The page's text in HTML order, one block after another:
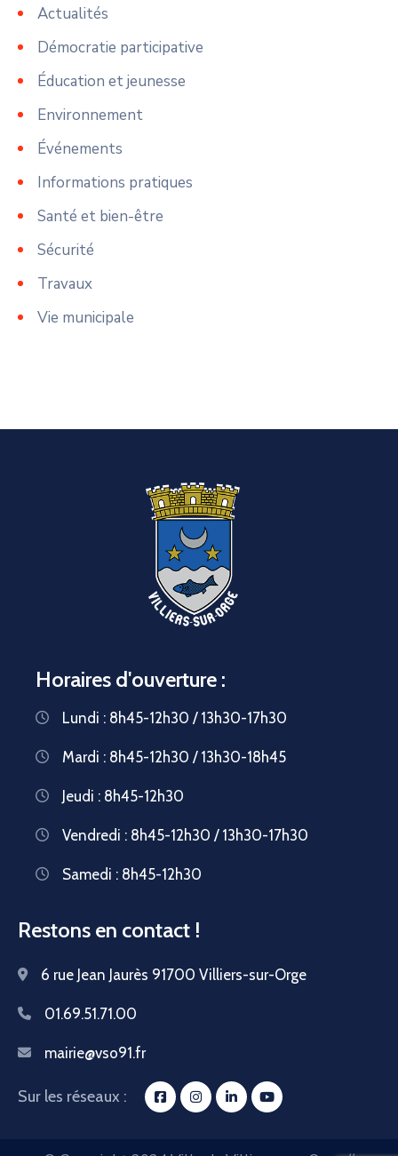
Actualités
Démocratie participative
Éducation et jeunesse
Environnement
Événements
Informations pratiques
Santé et bien-être
Sécurité
Travaux
Vie municipale
Horaires d'ouverture :
Lundi : 8h45-12h30 / 13h30-17h30
Mardi : 8h45-12h30 / 13h30-18h45
Jeudi : 8h45-12h30
Vendredi : 8h45-12h30 / 13h30-17h30
Samedi : 8h45-12h30
Restons en contact !
6 rue Jean Jaurès 91700 Villiers-sur-Orge
01.69.51.71.00
mairie@vso91.fr
Sur les réseaux :